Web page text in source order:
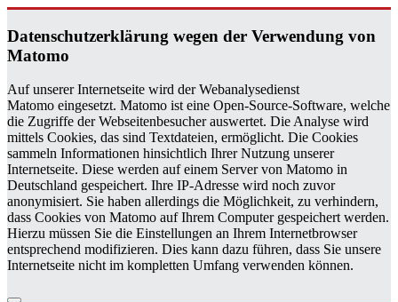
Da­ten­schutz­er­klä­rung wegen der Ver­wen­dung von
Ma­to­mo
Auf unserer Internetseite wird der Webanalysedienst
Matomo eingesetzt. Matomo ist eine Open-Source-Software, welche
die Zugriffe der Webseitenbesucher auswertet. Die Analyse wird
mittels Cookies, das sind Textdateien, ermöglicht. Die Cookies
sammeln Informationen hinsichtlich Ihrer Nutzung unserer
Internetseite. Diese werden auf einem Server von Matomo in
Deutschland gespeichert. Ihre IP-Adresse wird noch zuvor
anonymisiert. Sie haben allerdings die Möglichkeit, zu verhindern,
dass Cookies von Matomo auf Ihrem Computer gespeichert werden.
Hierzu müssen Sie die Einstellungen an Ihrem Internetbrowser
entsprechend modifizieren. Dies kann dazu führen, dass Sie unsere
Internetseite nicht im kompletten Umfang verwenden können.